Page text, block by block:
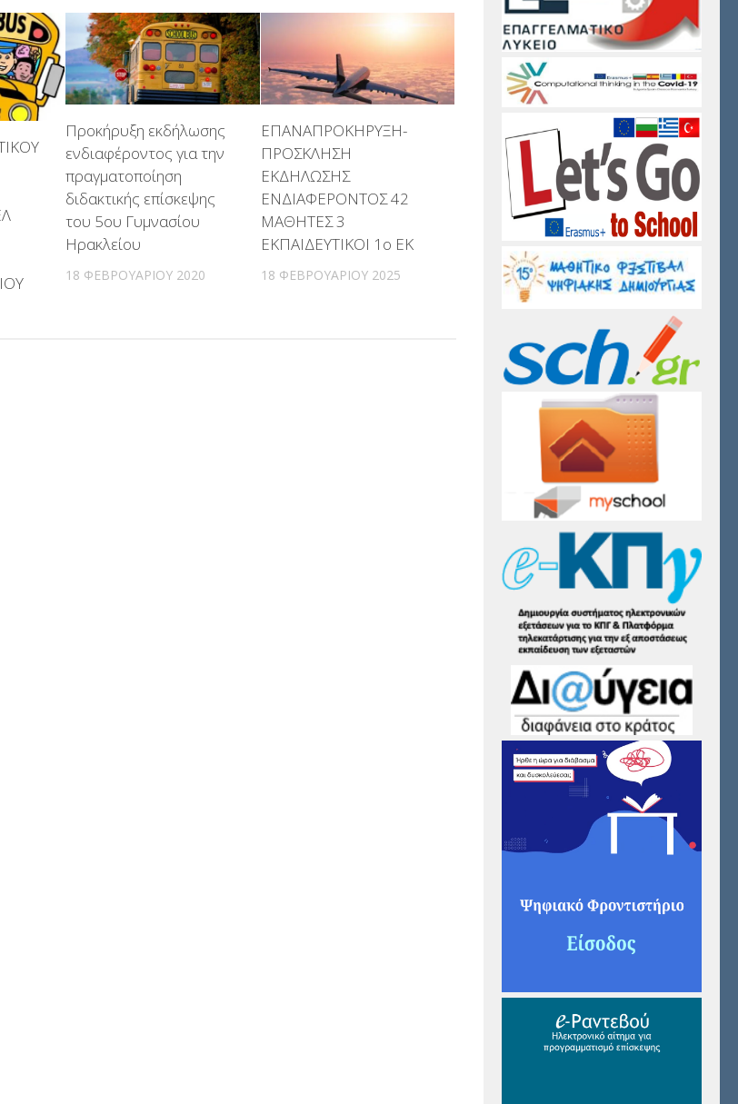
Προκήρυξη εκδήλωσης
ενδιαφέροντος για την
πραγματοποίηση
διδακτικής επίσκεψης
του 5ου Γυμνασίου
Ηρακλείου
18 ΦΕΒΡΟΥΑΡΊΟΥ 2020
ΕΠΑΝΑΠΡΟΚΗΡΥΞΗ-
ΠΡΟΣΚΛΗΣΗ
ΕΚΔΗΛΩΣΗΣ
ΕΝΔΙΑΦΕΡΟΝΤΟΣ 42
ΜΑΘΗΤΕΣ 3
ΕΚΠΑΙΔΕΥΤΙΚΟΙ 1ο ΕΚ
18 ΦΕΒΡΟΥΑΡΊΟΥ 2025